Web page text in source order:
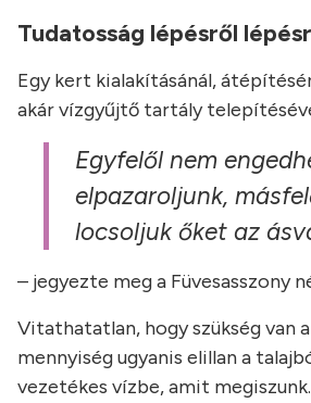
Tudatosság lépésről
Egy kert kialakításánál,
akár vízgyűjtő tartály
Egyfelől nem
elpazaroljunk,
locsoljuk őket az
– jegyezte meg a Füvesasszony
Vitathatatlan, hogy szükség van
mennyiség ugyanis elillan a
vezetékes vízbe, amit megiszunk.